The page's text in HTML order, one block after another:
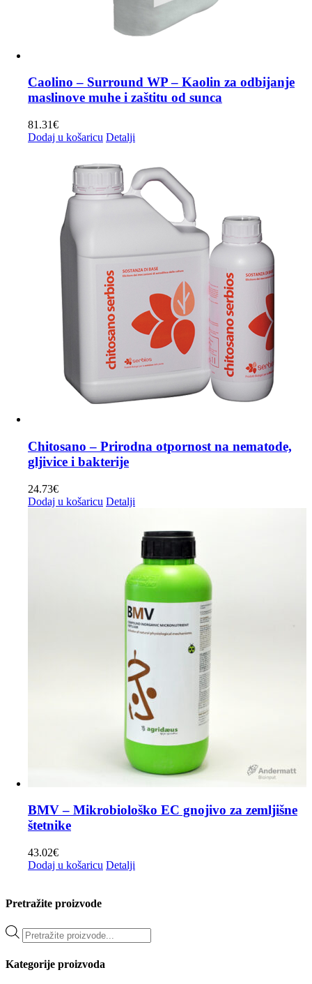
Caolino – Surround WP – Kaolin za odbijanje
maslinove muhe i zaštitu od sunca
81.31€
Dodaj u košaricu Detalji
Chitosano – Prirodna otpornost na nematode,
gljivice i bakterije
24.73€
Dodaj u košaricu Detalji
BMV – Mikrobiološko EC gnojivo za zemljišne
štetnike
43.02€
Dodaj u košaricu Detalji
Pretražite proizvode
Products
search
Kategorije proizvoda